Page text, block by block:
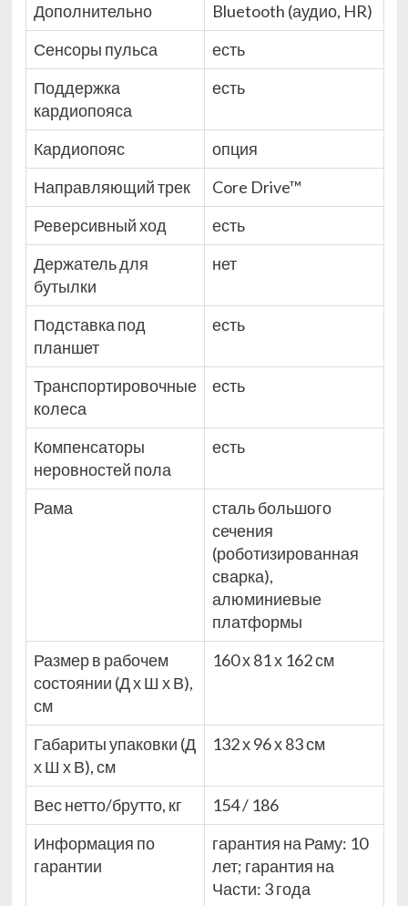
Дополнительно
Bluetooth (аудио, HR)
Сенсоры пульса
есть
Поддержка
кардиопояса
есть
Кардиопояс
опция
Направляющий трек
Core Drive™
Реверсивный ход
есть
Держатель для
бутылки
нет
Подставка под
планшет
есть
Транспортировочные
колеса
есть
Компенсаторы
неровностей пола
есть
Рама
сталь большого
сечения
(роботизированная
сварка),
алюминиевые
платформы
Размер в рабочем
состоянии (Д х Ш х В),
см
160 х 81 х 162 см
Габариты упаковки (Д
х Ш х В), см
132 х 96 х 83 см
Вес нетто/брутто, кг
154 / 186
Информация по
гарантии
гарантия на Раму: 10
лет; гарантия на
Части: 3 года